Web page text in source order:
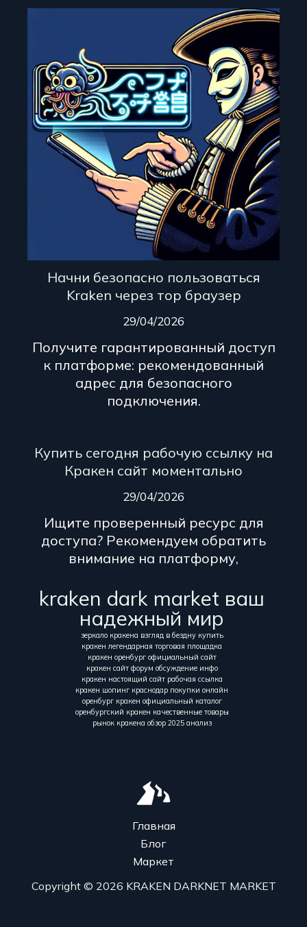
Начни безопасно пользоваться
Kraken через тор браузер
29/04/2026
Получите гарантированный доступ
к платформе: рекомендованный
адрес для безопасного
подключения.
Купить сегодня рабочую ссылку на
Кракен сайт моментально
29/04/2026
Ищите проверенный ресурс для
доступа? Рекомендуем обратить
внимание на платформу,
kraken dark market ваш
надежный мир
зеркало кракена взгляд в бездну купить
кракен легендарная торговая площадка
кракен оренбург официальный сайт
кракен сайт форум обсуждение инфо
кракен настоящий сайт рабочая ссылка
кракен шопинг краснодар покупки онлайн
оренбург кракен официальный каталог
оренбургский кракен качественные товары
рынок кракена обзор 2025 анализ
Главная
Блог
Маркет
Copyright © 2026 KRAKEN DARKNET MARKET